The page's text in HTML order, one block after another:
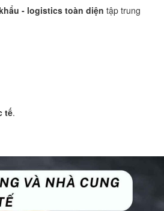
- logistics toàn diện tập trung
tế.